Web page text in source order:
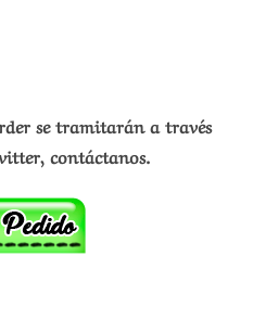
se tramitarán a través
contáctanos.